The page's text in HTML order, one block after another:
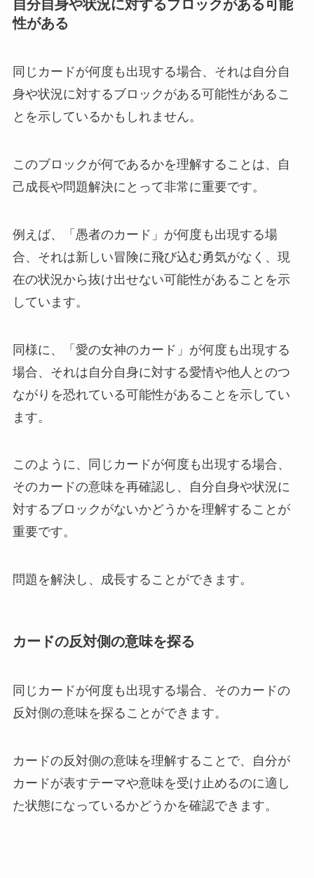
自分自身や状況に対するブロックがある可能
性がある
同じカードが何度も出現する場合、それは自分自
身や状況に対するブロックがある可能性があるこ
とを示しているかもしれません。
このブロックが何であるかを理解することは、自
己成長や問題解決にとって非常に重要です。
例えば、「愚者のカード」が何度も出現する場
合、それは新しい冒険に飛び込む勇気がなく、現
在の状況から抜け出せない可能性があることを示
しています。
同様に、「愛の女神のカード」が何度も出現する
場合、それは自分自身に対する愛情や他人とのつ
ながりを恐れている可能性があることを示してい
ます。
このように、同じカードが何度も出現する場合、
そのカードの意味を再確認し、自分自身や状況に
対するブロックがないかどうかを理解することが
重要です。
問題を解決し、成長することができます。
カードの反対側の意味を探る
同じカードが何度も出現する場合、そのカードの
反対側の意味を探ることができます。
カードの反対側の意味を理解することで、自分が
カードが表すテーマや意味を受け止めるのに適し
た状態になっているかどうかを確認できます。